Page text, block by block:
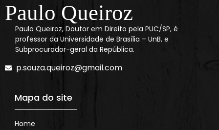
Paulo Queiroz
Paulo Queiroz, Doutor em Direito pela PUC/SP, é
professor da Universidade de Brasília – UnB, e
Subprocurador-geral da República.
p.souza.queiroz@gmail.com
Mapa do site
Home